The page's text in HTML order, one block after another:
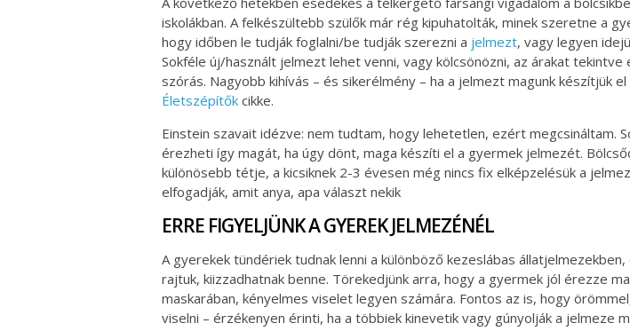
iskolákban. A felkészültebb szülők már rég kipuhatolták, minek szeretne a
hogy időben le tudják foglalni/be tudják szerezni a jelmezt, vagy legyen
Sokféle új/használt jelmezt lehet venni, vagy kölcsönözni, az árakat tekintve
szórás. Nagyobb kihívás – és sikerélmény – ha a jelmezt magunk készítjük el
Életszépítők cikke.
Einstein szavait idézve: nem tudtam, hogy lehetetlen, ezért megcsináltam.
érezheti így magát, ha úgy dönt, maga készíti el a gyermek jelmezét.
különösebb tétje, a kicsiknek 2-3 évesen még nincs fix elképzelésük a
elfogadják, amit anya, apa választ nekik
ERRE FIGYELJÜNK A GYEREK JELMEZÉNÉL
A gyerekek tündériek tudnak lenni a különböző kezeslábas állatjelmezekben,
rajtuk, kiizzadhatnak benne. Törekedjünk arra, hogy a gyermek jól érezze
maskarában, kényelmes viselet legyen számára. Fontos az is, hogy
viselni – érzékenyen érinti, ha a többiek kinevetik vagy gúnyolják a jelmeze